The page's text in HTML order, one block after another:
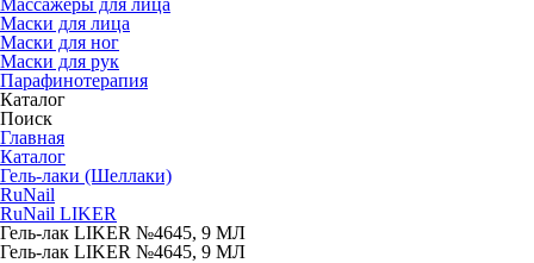
Массажеры для лица
Маски для лица
Маски для ног
Маски для рук
Парафино­терапия
Каталог
Поиск
Главная
Каталог
Гель-лаки (Шеллаки)
RuNail
RuNail LIKER
Гель-лак LIKER №4645, 9 МЛ
Гель-лак LIKER №4645, 9 МЛ